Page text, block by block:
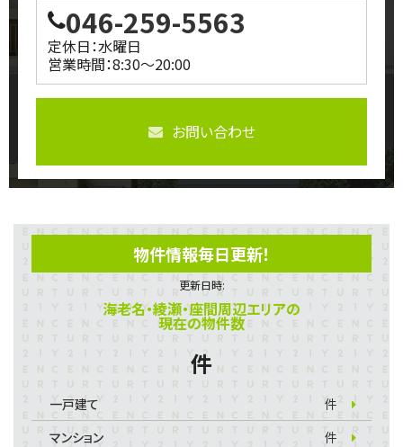
046-259-5563
定休日：水曜日
営業時間：8:30～20:00
お問い合わせ
物件情報毎日更新！
更新日時:
海老名・綾瀬・座間周辺エリアの
現在の物件数
件
一戸建て
件
マンション
件